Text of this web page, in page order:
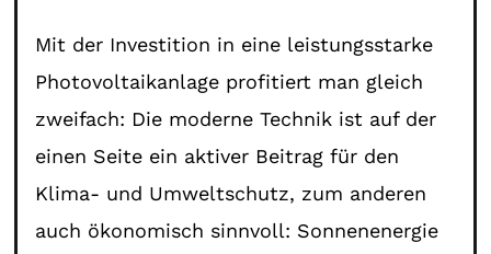
Mit der Investition in eine leistungsstarke
Photovoltaikanlage profitiert man gleich
zweifach: Die moderne Technik ist auf der
einen Seite ein aktiver Beitrag für den
Klima- und Umweltschutz, zum anderen
auch ökonomisch sinnvoll: Sonnenenergie